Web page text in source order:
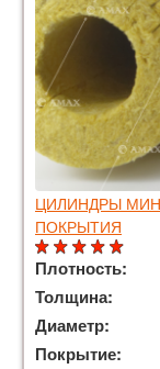
ЦИЛИНДРЫ
ПОКРЫТИЯ
Плотность:
Толщина:
Диаметр:
Покрытие: